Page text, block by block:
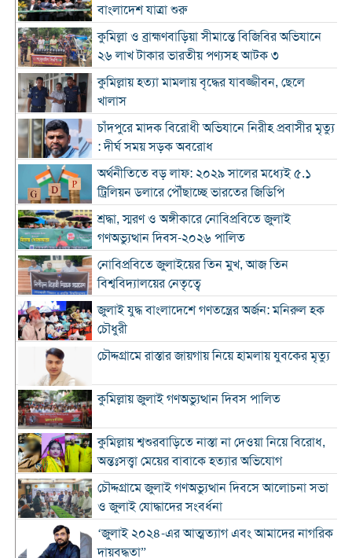
বাংলাদেশ যাত্রা শুরু
কুমিল্লা ও ব্রাহ্মণবাড়িয়া সীমান্তে বিজিবির অভিযানে
২৬ লাখ টাকার ভারতীয় পণ্যসহ আটক ৩
কুমিল্লায় হত্যা মামলায় বৃদ্ধের যাবজ্জীবন, ছেলে
খালাস
চাঁদপুরে মাদক বিরোধী অভিযানে নিরীহ প্রবাসীর মৃত্যু
: দীর্ঘ সময় সড়ক অবরোধ
অর্থনীতিতে বড় লাফ: ২০২৯ সালের মধ্যেই ৫.১
ট্রিলিয়ন ডলারে পৌঁছাচ্ছে ভারতের জিডিপি
শ্রদ্ধা, স্মরণ ও অঙ্গীকারে নোবিপ্রবিতে জুলাই
গণঅভ্যুত্থান দিবস-২০২৬ পালিত
নোবিপ্রবিতে জুলাইয়ের তিন মুখ, আজ তিন
বিশ্ববিদ্যালয়ের নেতৃত্বে
জুলাই যুদ্ধ বাংলাদেশে গণতন্ত্রের অর্জন: মনিরুল হক
চৌধুরী
চৌদ্দগ্রামে রাস্তার জায়গায় নিয়ে হামলায় যুবকের মৃত্যু
কুমিল্লায় জুলাই গণঅভ্যুত্থান দিবস পালিত
কুমিল্লায় শ্বশুরবাড়িতে নাস্তা না দেওয়া নিয়ে বিরোধ,
অন্তঃসত্ত্বা মেয়ের বাবাকে হত্যার অভিযোগ
চৌদ্দগ্রামে জুলাই গণঅভ্যুত্থান দিবসে আলোচনা সভা
ও জুলাই যোদ্ধাদের সংবর্ধনা
‘জুলাই ২০২৪-এর আত্মত্যাগ এবং আমাদের নাগরিক
দায়বদ্ধতা”